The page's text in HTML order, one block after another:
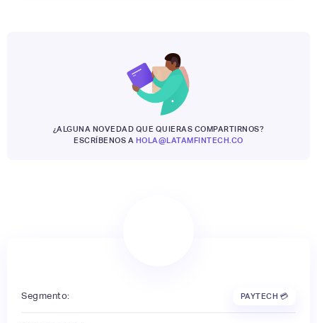
¿ALGUNA NOVEDAD QUE QUIERAS COMPARTIRNOS?
ESCRÍBENOS A HOLA@LATAMFINTECH.CO
Segmento: PAYTECH 💳